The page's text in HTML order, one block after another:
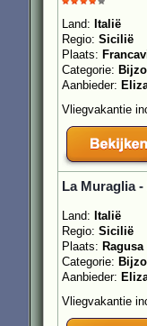
Land: Italië
Regio: Sicilië
Plaats:
Categorie:
Aanbieder:
Vliegvakantie
La Muraglia
Land: Italië
Regio: Sicilië
Plaats: Ragusa
Categorie:
Aanbieder:
Vliegvakantie